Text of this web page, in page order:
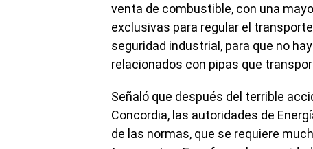
venta de combustible, con una
exclusivas para regular el
seguridad industrial, para que no
relacionados con pipas que
Señaló que después del terrible
Concordia, las autoridades de
de las normas, que se requiere